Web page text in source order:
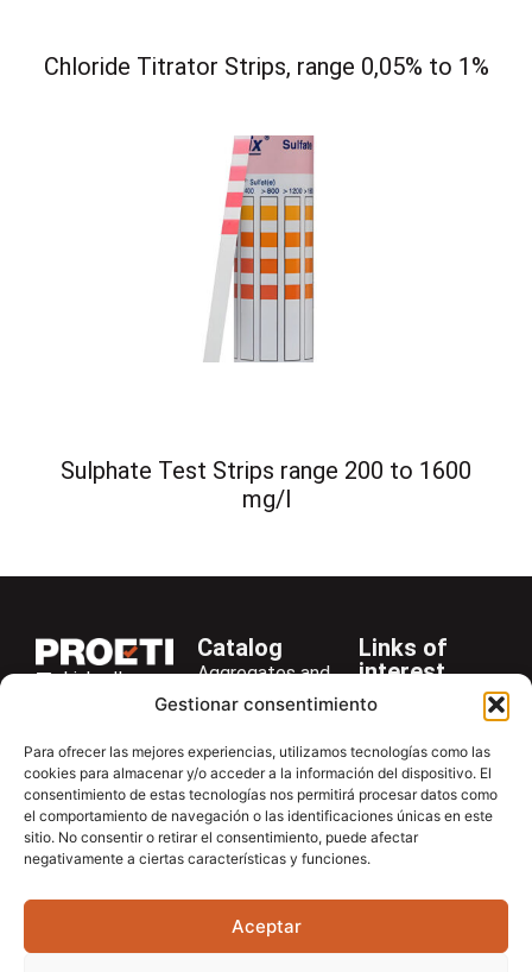
Gestionar consentimiento
Para ofrecer las mejores experiencias, utilizamos tecnologías como las
cookies para almacenar y/o acceder a la información del dispositivo. El
consentimiento de estas tecnologías nos permitirá procesar datos como
el comportamiento de navegación o las identificaciones únicas en este
sitio. No consentir o retirar el consentimiento, puede afectar
negativamente a ciertas características y funciones.
Aceptar
Chloride Titrator Strips, range 0,05% to 1%
Sulphate Test Strips range 200 to 1600
mg/l
LinkedIn
+34 916 28
29 40
proetisa@proetisa.com
Ctra de
Algete, Av
M-106, Km
Algete,
Catalog
Aggregates and
Rocks
Asphalt
Cements
Concrete
Soils
Soilmatic
Steels
Links of
interest
Company
News
Newsletter
Download
Contac